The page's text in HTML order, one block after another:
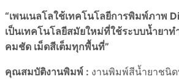
“เพนเนลโลใช้เทคโนโลยีการพิมพ์ภาพ
เป็นเทคโนโลยีสมัยใหม่ที่ใช้ระบบน้ำยา
คมชัด เม็ดสีเต็มทุกพื้นที่”
คุณสมบัติงานพิมพ์ : งานพิมพ์สีน้ำยาชนิ